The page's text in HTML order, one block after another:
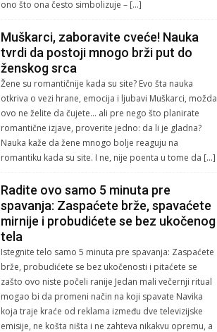
ono što ona često simbolizuje – […]
Muškarci, zaboravite cveće! Nauka
tvrdi da postoji mnogo brži put do
ženskog srca
Žene su romantičnije kada su site? Evo šta nauka
otkriva o vezi hrane, emocija i ljubavi Muškarci, možda
ovo ne želite da čujete… ali pre nego što planirate
romantične izjave, proverite jedno: da li je gladna?
Nauka kaže da žene mnogo bolje reaguju na
romantiku kada su site. I ne, nije poenta u tome da […]
Radite ovo samo 5 minuta pre
spavanja: Zaspaćete brže, spavaćete
mirnije i probudićete se bez ukočenog
tela
Istegnite telo samo 5 minuta pre spavanja: Zaspaćete
brže, probudićete se bez ukočenosti i pitaćete se
zašto ovo niste počeli ranije Jedan mali večernji ritual
mogao bi da promeni način na koji spavate Navika
koja traje kraće od reklama između dve televizijske
emisije, ne košta ništa i ne zahteva nikakvu opremu, a